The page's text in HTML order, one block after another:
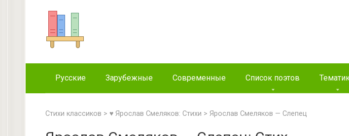
Русские Зарубежные Современные Список поэтов
Стихи классиков > ♥ Ярослав Смеляков: Стихи > Ярослав Смеляков — Слепец